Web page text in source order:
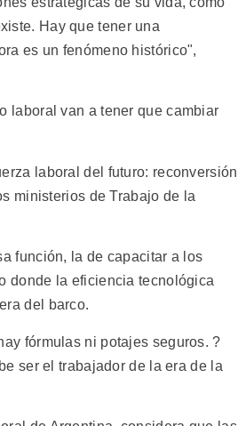
Hay que tener una
es un fenómeno histórico",
laboral van a tener que cambiar
laboral del futuro: reconversión
ministerios de Trabajo de la
función, la de capacitar a los
donde la eficiencia tecnológica
del barco.
fórmulas ni potajes seguros. ?
ser el trabajador de la era de la